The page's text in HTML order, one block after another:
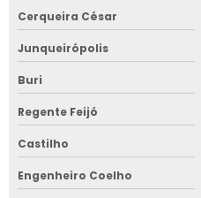
Cerqueira César
Junqueirópolis
Buri
Regente Feijó
Castilho
Engenheiro Coelho